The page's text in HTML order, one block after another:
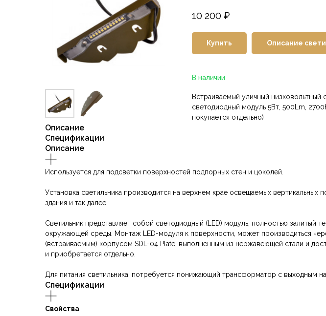
10 200 ₽
Купить Описание
В наличии
Встраиваемый уличный низковольтный
светодиодный модуль 5Вт, 500Lm,
покупается отдельно)
Описание
Спецификации
Описание
Используется для подсветки поверхностей подпорных стен и цоколей.
Установка светильника производится на верхнем крае освещаемых
здания и так далее.
Светильник представляет собой светодиодный (LED) модуль, полностью
окружающей среды. Монтаж LED-модуля к поверхности, может производиться
(встраиваемым) корпусом SDL-04 Plate, выполненным из нержавеющей стали и
и приобретается отдельно.
Для питания светильника, потребуется понижающий трансформатор с выходным
Спецификации
Свойства